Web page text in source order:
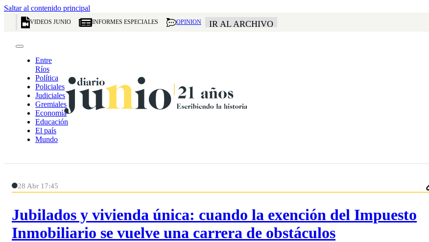
Saltar al contenido principal
VIDEOS JUNIO INFORMES ESPECIALES OPINION IR AL ARCHIVO
Entre
Ríos
Política
Policiales
Judiciales
Gremiales
Economía
Educación
El país
Mundo
28 Abr 17:45
Jubilados y vivienda única: cuando la exención del Impuesto
Inmobiliario se vuelve una carrera de obstáculos